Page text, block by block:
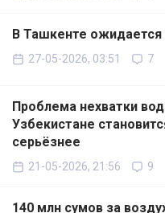
В Ташкенте ожидается
27-05-2026, 03:51 7
Проблема нехватки
Узбекистане
серьёзнее
21-05-2026, 21:56 9
140 млн сумов за